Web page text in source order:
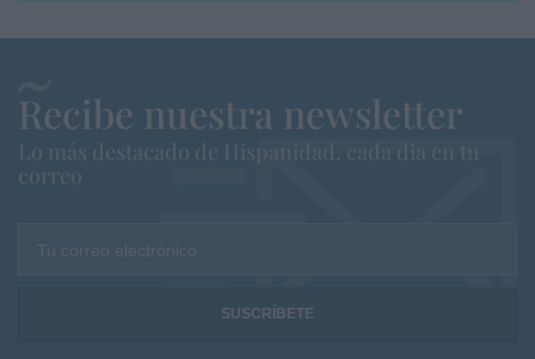
Recibe nuestra newsletter
Lo más destacado de Hispanidad, cada dia en tu
correo
Tu correo electrónico...